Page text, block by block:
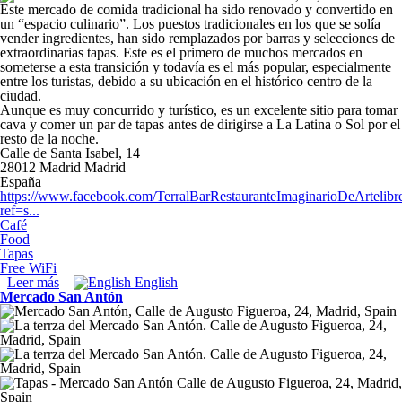
Este mercado de comida tradicional ha sido renovado y convertido en
un “espacio culinario”. Los puestos tradicionales en los que se solía
vender ingredientes, han sido remplazados por barras y selecciones de
extraordinarias tapas. Este es el primero de muchos mercados en
someterse a esta transición y todavía es el más popular, especialmente
entre los turistas, debido a su ubicación en el histórico centro de la
ciudad.
Aunque es muy concurrido y turístico, es un excelente sitio para tomar
cava y comer un par de tapas antes de dirigirse a La Latina o Sol por el
resto de la noche.
Calle de Santa Isabel, 14
28012 Madrid Madrid
España
https://www.facebook.com/
ref=s...
Café
Food
Tapas
Free WiFi
Leer más sobre Terral English
Mercado San Antón